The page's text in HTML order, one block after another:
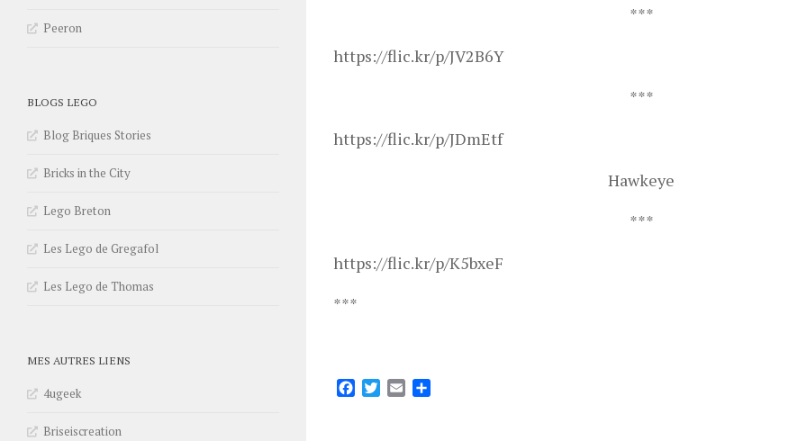
***
https://flic.kr/p/JV2B6Y
***
https://flic.kr/p/JDmEtf
Hawkeye
***
https://flic.kr/p/K5bxeF
***
FacebookTwitter
Email
Peeron
BLOGS LEGO
Blog Briques Stories
Bricks in the City
Lego Breton
Les Lego de Gregafol
Les Lego de Thomas
MES AUTRES LIENS
4ugeek
Briseiscreation